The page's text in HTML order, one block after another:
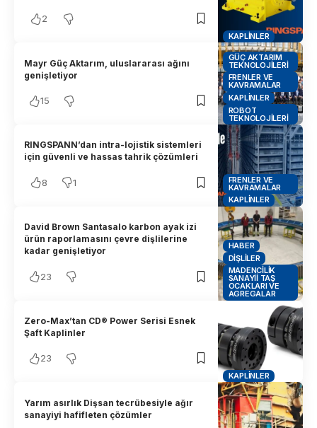
KAPLINLER
2
GÜÇ AKTARIM
TEKNOLOJILERI
FRENLER VE
KAVRAMALAR
KAPLINLER
ROBOT
TEKNOLOJILERI
Mayr Güç Aktarım, uluslararası ağını
genişletiyor
15
FRENLER VE
KAVRAMALAR
KAPLINLER
RINGSPANN’dan intra-lojistik sistemleri
için güvenli ve hassas tahrik çözümleri
8 1
HABER
DIŞLILER
MADENCILIK
SANAYII TAŞ
OCAKLARI VE
AGREGALAR
David Brown Santasalo karbon ayak izi
ürün raporlamasını çevre dişlilerine
kadar genişletiyor
23
KAPLINLER
Zero-Max’tan CD® Power Serisi Esnek
Şaft Kaplinler
23
Yarım asırlık Dişsan tecrübesiyle ağır
sanayiyi hafifleten çözümler